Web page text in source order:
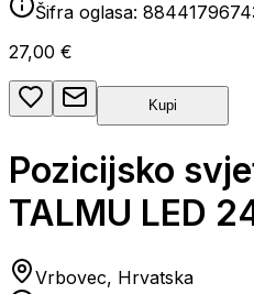
Šifra oglasa:
27,00 €
Kupi
Pozicijsko
TALMU LED
Vrbovec, Hrvatska